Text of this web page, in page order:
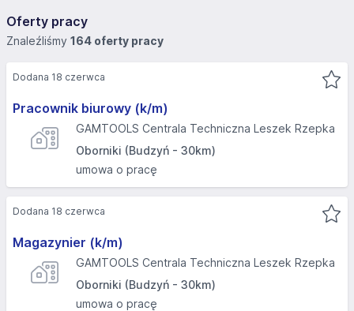
Oferty pracy
Znaleźliśmy 164 oferty pracy
Pracownik biurowy (k/m)
GAMTOOLS Centrala Techniczna Leszek Rzepka
Oborniki (Budzyń - 30km)
umowa o pracę
Dodana 18 czerwca
Magazynier (k/m)
GAMTOOLS Centrala Techniczna Leszek Rzepka
Oborniki (Budzyń - 30km)
umowa o pracę
Dodana 18 czerwca